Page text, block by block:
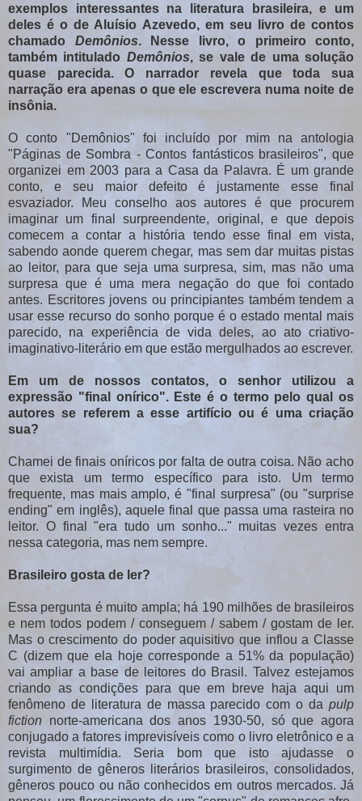
exemplos interessantes na literatura brasileira, e um
deles é o de Aluísio Azevedo, em seu livro de contos
chamado Demônios. Nesse livro, o primeiro conto,
também intitulado Demônios, se vale de uma solução
quase parecida. O narrador revela que toda sua
narração era apenas o que ele escrevera numa noite de
insônia.
O conto "Demônios" foi incluído por mim na antologia
"Páginas de Sombra - Contos fantásticos brasileiros", que
organizei em 2003 para a Casa da Palavra. É um grande
conto, e seu maior defeito é justamente esse final
esvaziador. Meu conselho aos autores é que procurem
imaginar um final surpreendente, original, e que depois
comecem a contar a história tendo esse final em vista,
sabendo aonde querem chegar, mas sem dar muitas pistas
ao leitor, para que seja uma surpresa, sim, mas não uma
surpresa que é uma mera negação do que foi contado
antes. Escritores jovens ou principiantes também tendem a
usar esse recurso do sonho porque é o estado mental mais
parecido, na experiência de vida deles, ao ato criativo-
imaginativo-literário em que estão mergulhados ao escrever.
Em um de nossos contatos, o senhor utilizou a
expressão "final onírico". Este é o termo pelo qual os
autores se referem a esse artifício ou é uma criação
sua?
Chamei de finais oníricos por falta de outra coisa. Não acho
que exista um termo específico para isto. Um termo
frequente, mas mais amplo, é "final surpresa" (ou "surprise
ending" em inglês), aquele final que passa uma rasteira no
leitor. O final "era tudo um sonho..." muitas vezes entra
nessa categoria, mas nem sempre.
Brasileiro gosta de ler?
Essa pergunta é muito ampla; há 190 milhões de brasileiros
e nem todos podem / conseguem / sabem / gostam de ler.
Mas o crescimento do poder aquisitivo que inflou a Classe
C (dizem que ela hoje corresponde a 51% da população)
vai ampliar a base de leitores do Brasil. Talvez estejamos
criando as condições para que em breve haja aqui um
fenômeno de literatura de massa parecido com o da pulp
fiction norte-americana dos anos 1930-50, só que agora
conjugado a fatores imprevisíveis como o livro eletrônico e a
revista multimídia. Seria bom que isto ajudasse o
surgimento de gêneros literários brasileiros, consolidados,
gêneros pouco ou não conhecidos em outros mercados. Já